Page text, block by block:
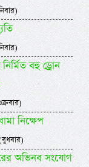
বহু ড্রোন
নিক্ষেপ
অভিনব সংযোগ